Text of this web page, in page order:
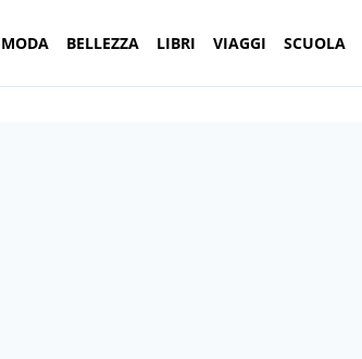
MODA BELLEZZA LIBRI VIAGGI SCUOLA